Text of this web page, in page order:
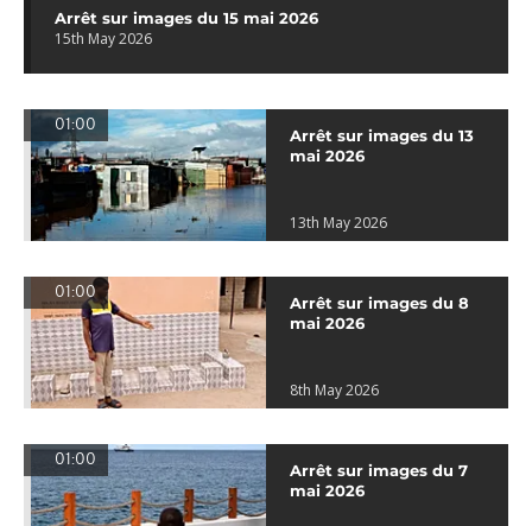
Arrêt sur images du 15 mai 2026
15th May 2026
01:00
Arrêt sur images du 13
mai 2026
13th May 2026
01:00
Arrêt sur images du 8
mai 2026
8th May 2026
01:00
Arrêt sur images du 7
mai 2026